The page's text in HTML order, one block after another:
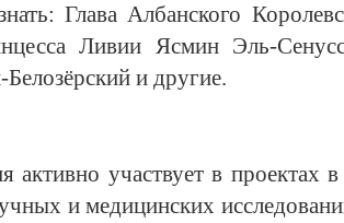
Глава Албанского
Ливии Ясмин Эль-
Белозёрский и другие.
активно участвует в проектах
и медицинских